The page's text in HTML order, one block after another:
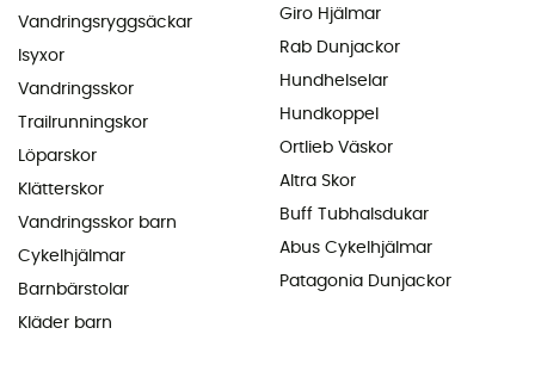
Vandringsryggsäckar
Isyxor
Vandringsskor
Trailrunningskor
Löparskor
Klätterskor
Vandringsskor barn
Cykelhjälmar
Barnbärstolar
Kläder barn
Giro Hjälmar
Rab Dunjackor
Hundhelselar
Hundkoppel
Ortlieb Väskor
Altra Skor
Buff Tubhalsdukar
Abus Cykelhjälmar
Patagonia Dunjackor